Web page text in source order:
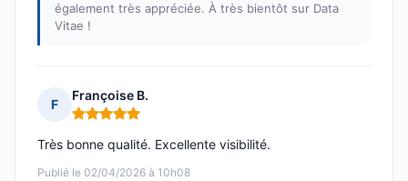
également très appréciée. À très bientôt sur Data
Vitae !
F
Françoise B.
Note : 5 sur 5
Publié le 02/04/2026 à 10h08
Très bonne qualité. Excellente visibilité.